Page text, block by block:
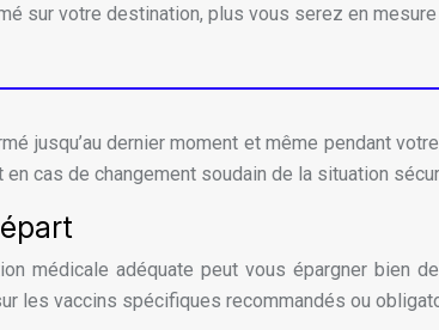
sur votre destination, plus vous serez en
jusqu’au dernier moment et même pendant
cas de changement soudain de la situation
médicale adéquate peut vous épargner bien
les vaccins spécifiques recommandés ou